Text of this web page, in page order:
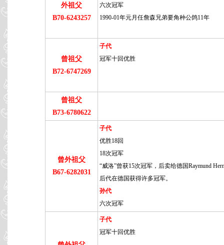
外祖父
B70-6243257
六次冠军
1990-01年元月任詹森兄弟要角种公鸽11年
曾祖父
B72-6747269
子代
冠军十回优胜
曾祖父
B73-6780622
曾外祖父
B67-6282031
子代
优胜18回
18次冠军
“威洛”曾获15次冠军，后卖给德国Raymund
后代在德国获得许多冠军。
孙代
六次冠军
子代
冠军十回优胜